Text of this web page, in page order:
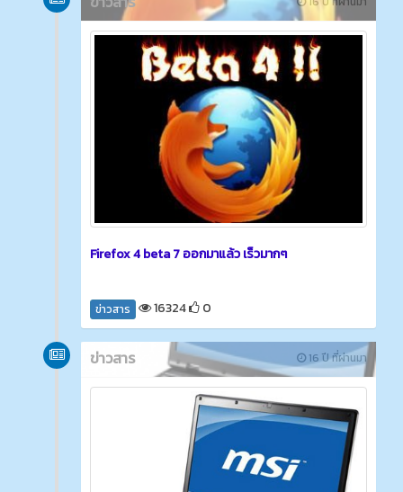
Firefox 4 beta 7 ออกมาแล้ว เร็วมากๆ
ข่าวสาร 16324 0
16 ปี ที่ผ่านมา
ข่าวสาร